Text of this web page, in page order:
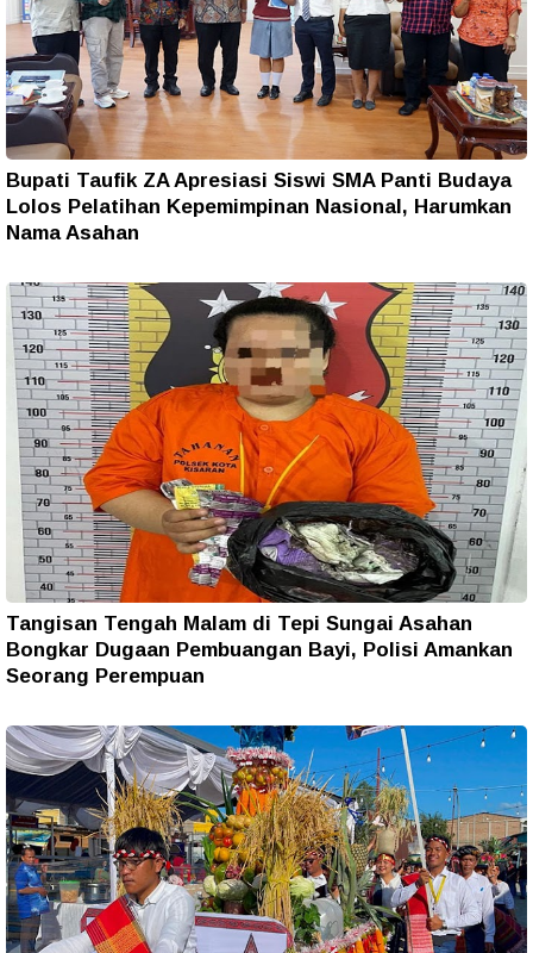
Bupati Taufik ZA Apresiasi Siswi SMA Panti Budaya
Lolos Pelatihan Kepemimpinan Nasional, Harumkan
Nama Asahan
Tangisan Tengah Malam di Tepi Sungai Asahan
Bongkar Dugaan Pembuangan Bayi, Polisi Amankan
Seorang Perempuan